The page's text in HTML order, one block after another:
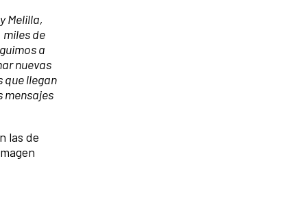
Melilla,
de
a
nuevas
que llegan
mensajes
las de